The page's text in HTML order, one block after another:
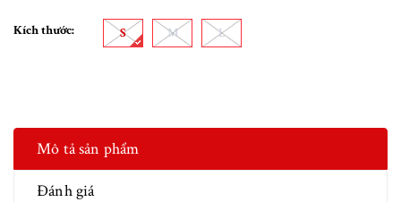
Kích thước: S M L
Mô tả sản phẩm
Đánh giá